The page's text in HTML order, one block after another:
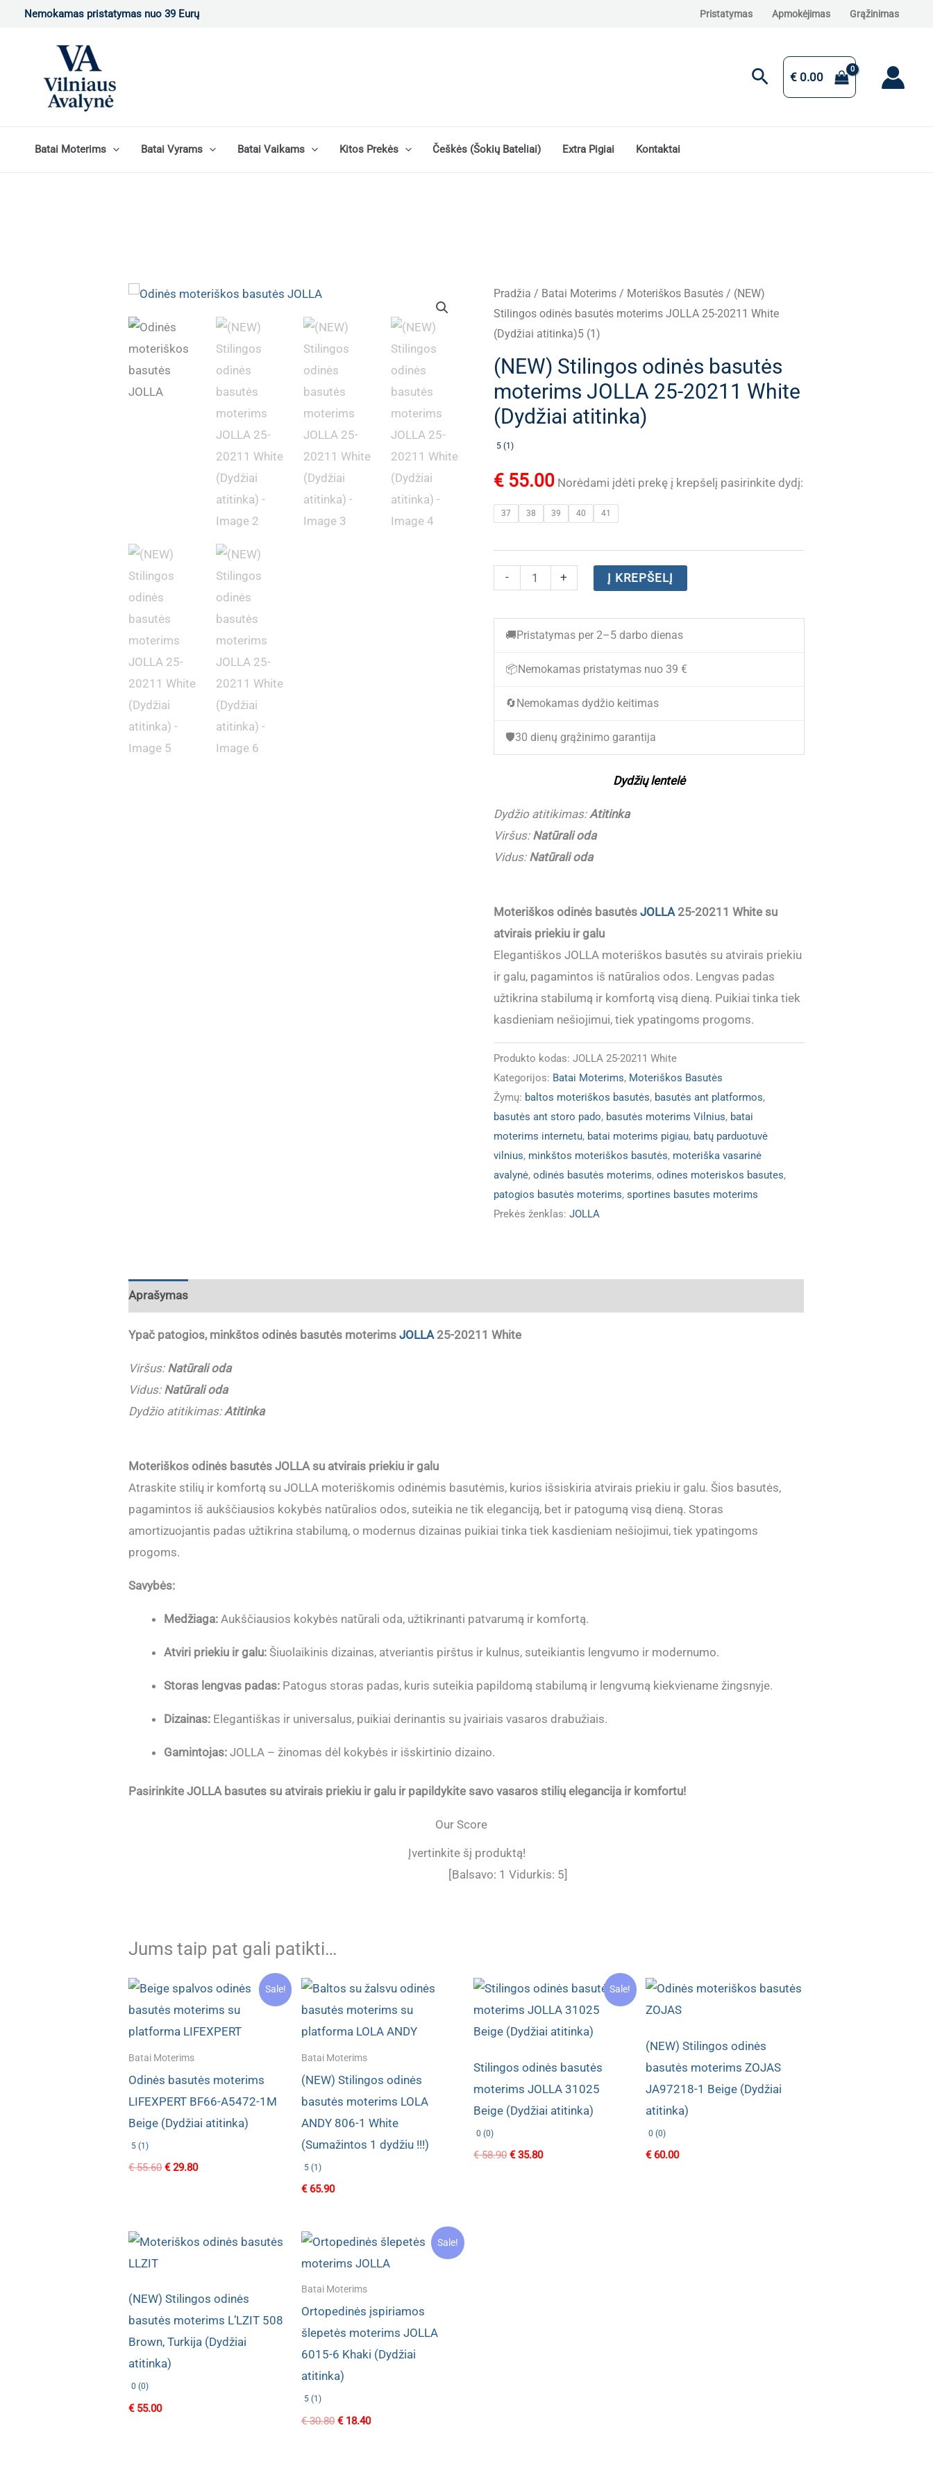
PereitiNemokamas pristatymas nuo 39 Eurų Pristatymas Apmokėjimas Grąžinimas
Paieška
€0.00
Batai Moterims Batai Vyrams Batai Vaikams Kitos Prekės Češkės (šokių Bateliai) Extra Pigiai Kontaktai
Pradžia / Batai Moterims/ Moteriškos Basutės/ (NEW)
Stilingos odinės basutės moterims JOLLA 25-20211 White
(Dydžiai atitinka)5 (1)
(NEW) Stilingos odinės basutės
moterims JOLLA 25-20211 White
(Dydžiai atitinka)
5 (1)
€55.00 Norėdami įdėti prekę į krepšelį pasirinkite dydį:
37 38 39 40 41
-
produkto
(NEW)
Stilingos
odinės
moterims
(Dydžiai
atitinka)
+ Į KREPŠELĮ
🚚Pristatymas per 2–5 darbo dienas
📦Nemokamas pristatymas nuo 39 €
🔄Nemokamas dydžio keitimas
🛡️30 dienų grąžinimo garantija
Dydžių lentelė
Dydžio atitikimas: Atitinka
Viršus: Natūrali oda
Vidus: Natūrali oda
Moteriškos odinės basutės JOLLA25-20211 White su
atvirais priekiu ir galu
Elegantiškos JOLLA moteriškos basutės su atvirais priekiu
ir galu, pagamintos iš natūralios odos. Lengvas padas
užtikrina stabilumą ir komfortą visą dieną. Puikiai tinka tiek
kasdieniam nešiojimui, tiek ypatingoms progoms.
Produkto kodas: JOLLA 25-20211 White
Kategorijos: Batai Moterims, Moteriškos Basutės
Žymų: baltos moteriškos basutės, basutės ant platformos,
basutės ant storo pado, basutės moterims Vilnius, batai
moterims internetu, batai moterims pigiau, batų parduotuvė
vilnius, minkštos moteriškos basutės, moteriška vasarinė
avalynė, odinės basutės moterims, odines moteriskos basutes,
patogios basutės moterims, sportines basutes moterims
Prekės ženklas: JOLLA
Aprašymas
Ypač patogios, minkštos odinės basutės moterims JOLLA25-20211 White
Viršus: Natūrali oda
Vidus: Natūrali oda
Dydžio atitikimas: Atitinka
Moteriškos odinės basutės JOLLA su atvirais priekiu ir galu
Atraskite stilių ir komfortą su JOLLA moteriškomis odinėmis basutėmis, kurios išsiskiria atvirais priekiu ir galu. Šios basutės,
pagamintos iš aukščiausios kokybės natūralios odos, suteikia ne tik eleganciją, bet ir patogumą visą dieną. Storas
amortizuojantis padas užtikrina stabilumą, o modernus dizainas puikiai tinka tiek kasdieniam nešiojimui, tiek ypatingoms
progoms.
Savybės:
Medžiaga: Aukščiausios kokybės natūrali oda, užtikrinanti patvarumą ir komfortą.
Atviri priekiu ir galu: Šiuolaikinis dizainas, atveriantis pirštus ir kulnus, suteikiantis lengvumo ir modernumo.
Storas lengvas padas: Patogus storas padas, kuris suteikia papildomą stabilumą ir lengvumą kiekviename žingsnyje.
Dizainas: Elegantiškas ir universalus, puikiai derinantis su įvairiais vasaros drabužiais.
Gamintojas: JOLLA – žinomas dėl kokybės ir išskirtinio dizaino.
Pasirinkite JOLLA basutes su atvirais priekiu ir galu ir papildykite savo vasaros stilių elegancija ir komfortu!
Our Score
Įvertinkite šį produktą!
[Balsavo: 1 Vidurkis: 5]
Jums taip pat gali patikti…
Sale!
Batai Moterims
Odinės basutės moterims
LIFEXPERT BF66-A5472-1M
Beige (Dydžiai atitinka)
5 (1)
€55.60 Original
€29.80Current
Batai Moterims
(NEW) Stilingos odinės
basutės moterims LOLA
ANDY 806-1 White
(Sumažintos 1 dydžiu !!!)
5 (1)
€65.90
Sale!
Stilingos odinės basutės
moterims JOLLA 31025
Beige (Dydžiai atitinka)
0 (0)
€58.90 Original
€35.80Current
(NEW) Stilingos odinės
basutės moterims ZOJAS
JA97218-1 Beige (Dydžiai
atitinka)
0 (0)
€60.00
(NEW) Stilingos odinės
basutės moterims L’LZIT 508
Brown, Turkija (Dydžiai
atitinka)
0 (0)
€55.00
Sale!
Batai Moterims
Ortopedinės įspiriamos
šlepetės moterims JOLLA
6015-6 Khaki (Dydžiai
atitinka)
5 (1)
€30.80 Original
€18.40Current